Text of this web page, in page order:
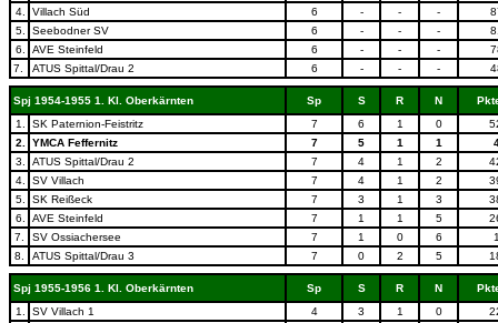
4.
Villach Süd 6 - - -
5.
Seebodner SV 6 - - -
6.
AVE Steinfeld 6 - - -
7.
ATUS Spittal/Drau 2 6 - - -
Spj 1954-1955 1. Kl. Oberkärnten Sp S R N
1.
SK Paternion-Feistritz 7 6 1 0
2.
YMCA Feffernitz 7 5 1 1
3.
ATUS Spittal/Drau 2 7 4 1 2
4.
SV Villach 7 4 1 2
5.
SK Reißeck 7 3 1 3
6.
AVE Steinfeld 7 1 1 5
7.
SV Ossiachersee 7 1 0 6
8.
ATUS Spittal/Drau 3 7 0 2 5
Spj 1955-1956 1. Kl. Oberkärnten Sp S R N
1.
SV Villach 1 4 3 1 0